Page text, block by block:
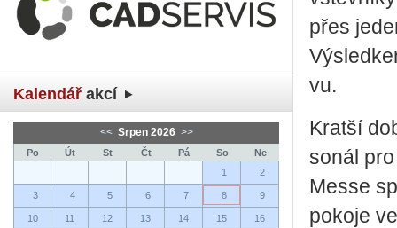
Kalendář akcí
<< Srpen 2026 >>
Po Út St Čt Pá So
Ne
1
2
3 4 5 6 7 8 9
10 11 12 13 14 15 16
přes
vu.
Krat­ší
so­nál
Messe
po­ko­je